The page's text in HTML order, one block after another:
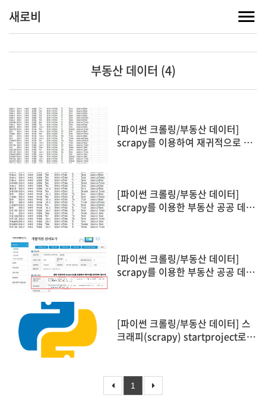
새로비
부동산 데이터 (4)
[파이썬 크롤링/부동산 데이터]
scrapy를 이용하여 재귀적으로 부
[파이썬 크롤링/부동산 데이터]
scrapy를 이용한 부동산 공공 데이
[파이썬 크롤링/부동산 데이터]
scrapy를 이용한 부동산 공공 데이
[파이썬 크롤링/부동산 데이터] 스
크래피(scrapy) startproject로
1